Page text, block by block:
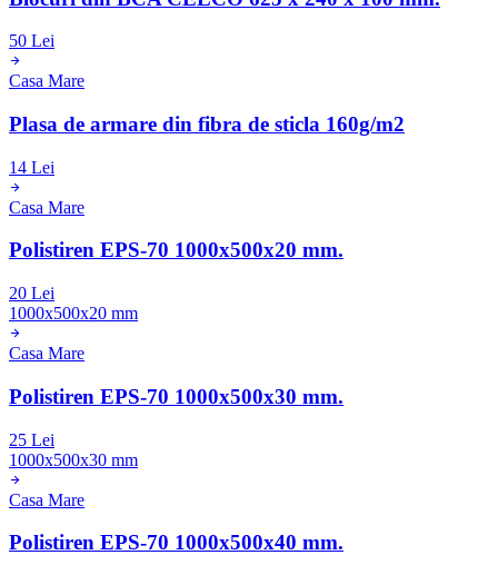
50 Lei
Casa Mare
Plasa de armare din fibra de sticla 160g/m2
14 Lei
Casa Mare
Polistiren EPS-70 1000x500x20 mm.
20 Lei
1000x500x20 mm
Casa Mare
Polistiren EPS-70 1000x500x30 mm.
25 Lei
1000x500x30 mm
Casa Mare
Polistiren EPS-70 1000x500x40 mm.